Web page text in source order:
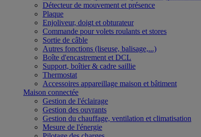
Détecteur de mouvement et présence
Plaque
Enjoliveur, doigt et obturateur
Commande pour volets roulants et stores
Sortie de câble
Autres fonctions (liseuse, balisage,...)
Boîte d'encastrement et DCL
Support, boîtier & cadre saillie
Thermostat
Accessoires appareillage maison et bâtiment
Maison connectée
Gestion de l'éclairage
Gestion des ouvrants
Gestion du chauffage, ventilation et climatisation
Mesure de l'énergie